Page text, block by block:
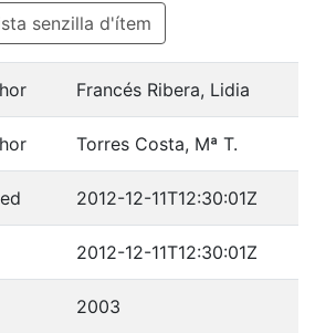
senzilla d'ítem
Francés Ribera, Lidia
Torres Costa, Mª T.
2012-12-11T12:30:01Z
2012-12-11T12:30:01Z
2003